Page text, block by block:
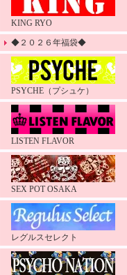
KING RYO
◆２０２６年福袋◆
PSYCHE（プシュケ）
LISTEN FLAVOR
SEX POT OSAKA
レグルスセレクト